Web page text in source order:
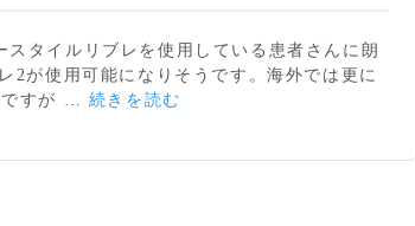
チ
ン
は
予
制
タイルリブレを使用している患者さんに朗
2が使用可能になりそうです。海外では更に
ですが … 続きを読む